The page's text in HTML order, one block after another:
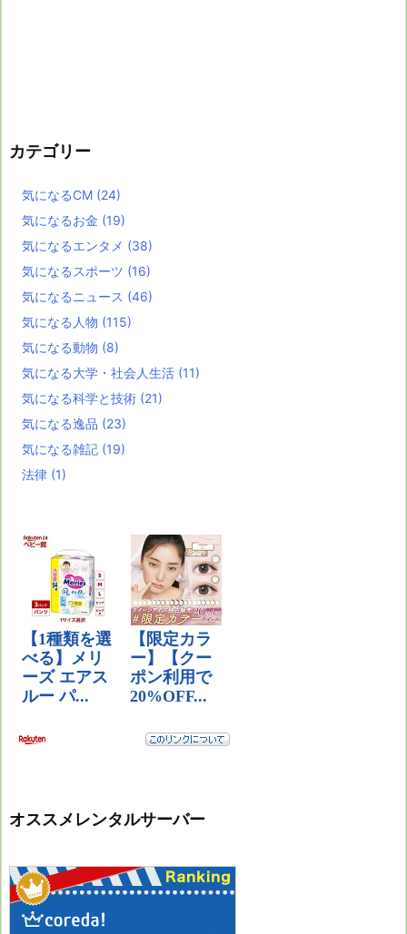
カテゴリー
気になるCM (24)
気になるお金 (19)
気になるエンタメ (38)
気になるスポーツ (16)
気になるニュース (46)
気になる人物 (115)
気になる動物 (8)
気になる大学・社会人生活 (11)
気になる科学と技術 (21)
気になる逸品 (23)
気になる雑記 (19)
法律 (1)
オススメレンタルサーバー